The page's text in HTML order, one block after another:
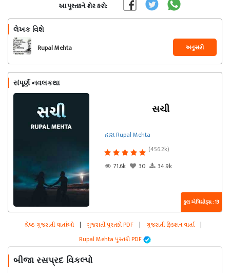
આ પુસ્તકને શેર કરો:
લેખક વિશે
Rupal Mehta અનુસરો
સંપૂર્ણ નવલકથા
સચી
દ્વારા Rupal Mehta
(456.2k)
71.6k
30 34.9k
કુલ એપિસોડ્સ : 13
શ્રેષ્ઠ ગુજરાતી વાર્તાઓ | ગુજરાતી પુસ્તકો PDF | ગુજરાતી ફિક્શન વાર્તા |
Rupal Mehta પુસ્તકો PDF
બીજા રસપ્રદ વિકલ્પો